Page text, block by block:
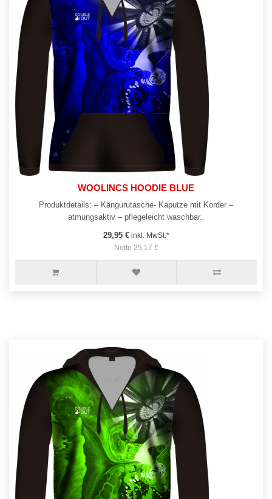
WOOLINCS HOODIE BLUE
Produktdetails: – Kängurutasche- Kaputze mit Korder –
atmungsaktiv – pflegeleicht waschbar..
29,95 €inkl. MwSt.*
Netto 25,17 €